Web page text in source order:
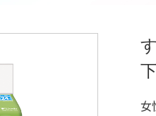
おむつの使い
対応表 リニューアル商
女